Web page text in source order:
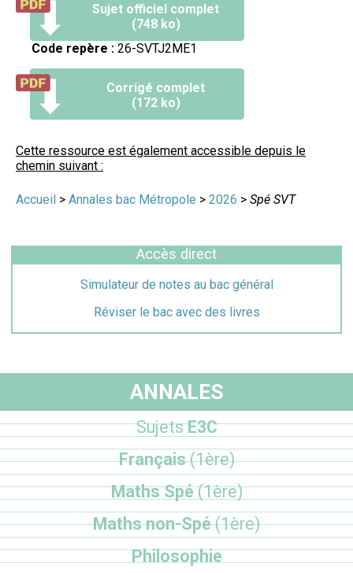
Sujet officiel complet
(748 ko)
Code repère : 26-SVTJ2ME1
Corrigé complet
(172 ko)
Cette ressource est également accessible depuis le
chemin suivant :
Accueil > Annales bac Métropole > 2026 > Spé SVT
Accès direct
Simulateur de notes au bac général
Réviser le bac avec des livres
ANNALES
SujetsE3C
Français(1ère)
Maths Spé(1ère)
Maths non-Spé(1ère)
Philosophie